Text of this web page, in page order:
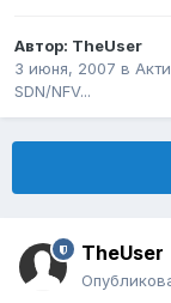
Автор: TheUser
3 июня, 2007 в
SDN/NFV...
TheUser